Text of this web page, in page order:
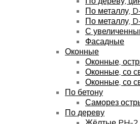
По металлу,
По металлу,
С
Фасадные
Оконные
Оконные,
Оконные, со
Оконные, со
По бетону
Саморез
По дереву